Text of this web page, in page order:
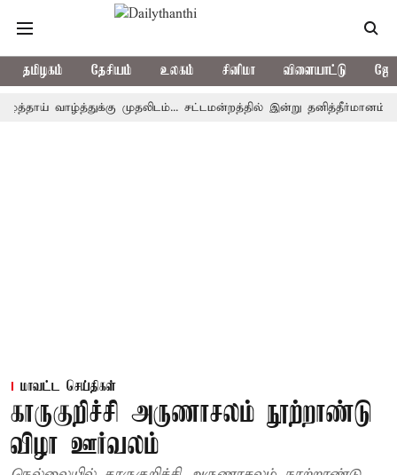
தமிழகம் தேசியம் உலகம் சினிமா விளையாட்டு
வாழ்த்துக்கு முதலிடம்... சட்டமன்றத்தில் இன்று தனித்தீர்மானம்
மாவட்ட செய்திகள்
காருகுறிச்சி அருணாசலம் நூற்றாண்டு
விழா ஊர்வலம்